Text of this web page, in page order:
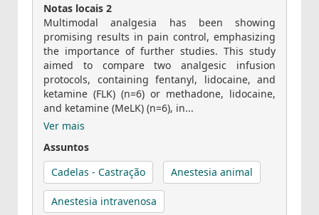
Notas locais 2
Multimodal analgesia has been showing
promising results in pain control, emphasizing
the importance of further studies. This study
aimed to compare two analgesic infusion
protocols, containing fentanyl, lidocaine, and
ketamine (FLK) (n=6) or methadone, lidocaine,
and ketamine (MeLK) (n=6), in...
Ver mais
Assuntos
Cadelas - Castração
Anestesia animal
Anestesia intravenosa